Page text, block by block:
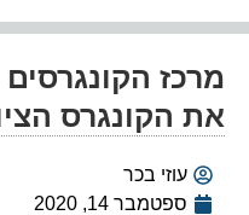
מרכז הקונגרסים
את הקונגרס
עוזי בכר
ספטמבר 14, 2020